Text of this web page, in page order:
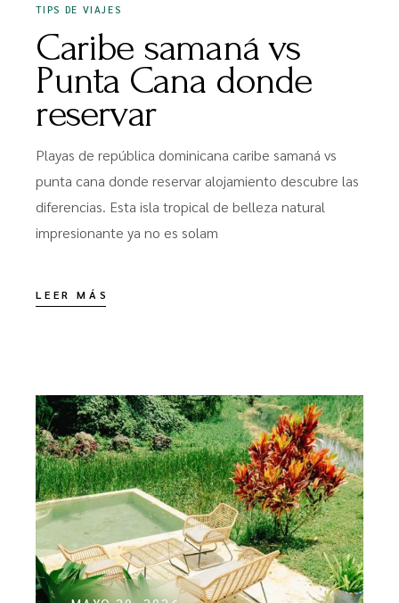
TIPS DE VIAJES
Caribe samaná vs
Punta Cana donde
reservar
Playas de república dominicana caribe samaná vs
punta cana donde reservar alojamiento descubre las
diferencias. Esta isla tropical de belleza natural
impresionante ya no es solam
LEER MÁS